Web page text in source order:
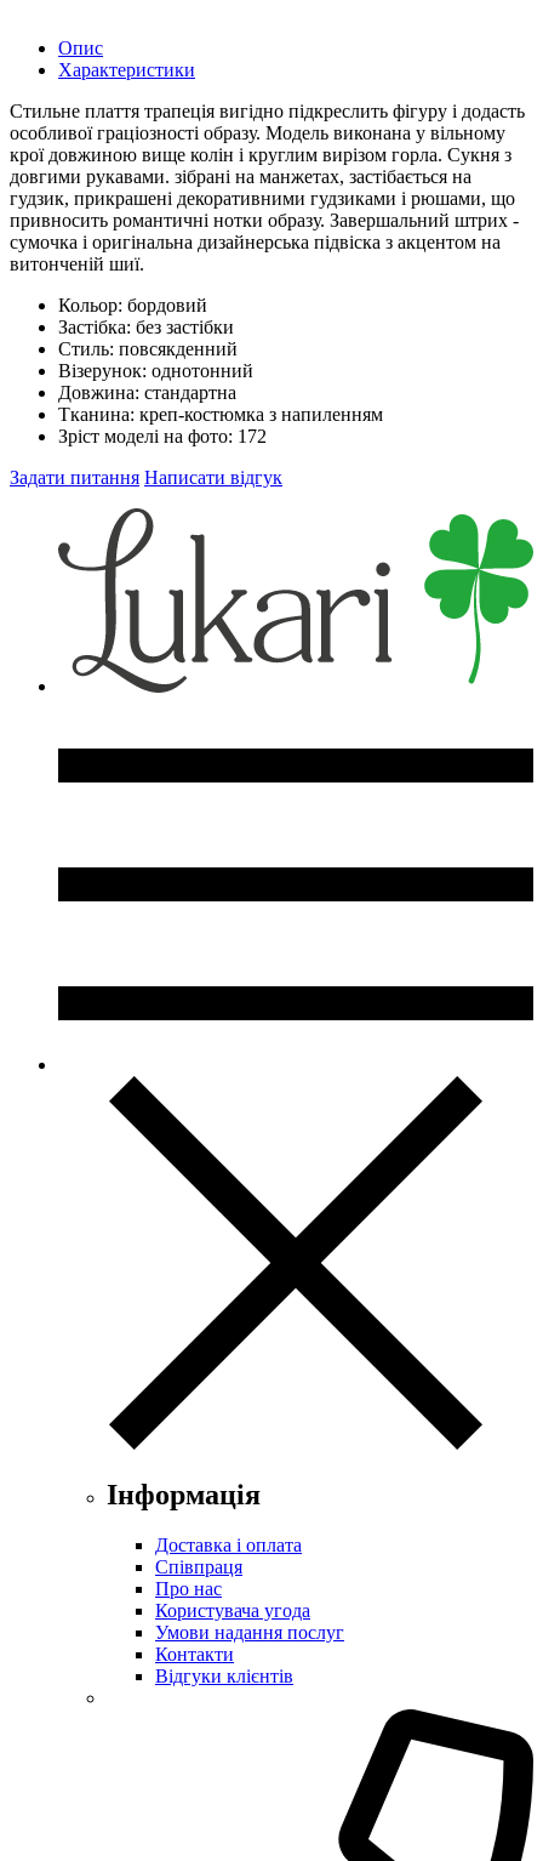
Опис
Характеристики
Стильне плаття трапеція вигідно підкреслить фігуру і додасть
особливої ​​граціозності образу. Модель виконана у вільному
крої довжиною вище колін і круглим вирізом горла. Сукня з
довгими рукавами. зібрані на манжетах, застібається на
гудзик, прикрашені декоративними гудзиками і рюшами, що
привносить романтичні нотки образу. Завершальний штрих -
сумочка і оригінальна дизайнерська підвіска з акцентом на
витонченій шиї.
Кольор: бордовий
Застібка: без застібки
Стиль: повсякденний
Візерунок: однотонний
Довжина: стандартна
Тканина: креп-костюмка з напиленням
Зріст моделі на фото: 172
Задати питання Написати відгук
Інформація
Доставка і оплата
Співпраця
Про нас
Користувача угода
Умови надання послуг
Контакти
Відгуки клієнтів